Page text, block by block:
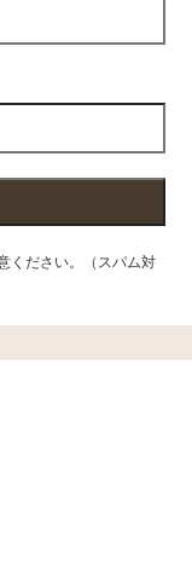
ください。（スパム対